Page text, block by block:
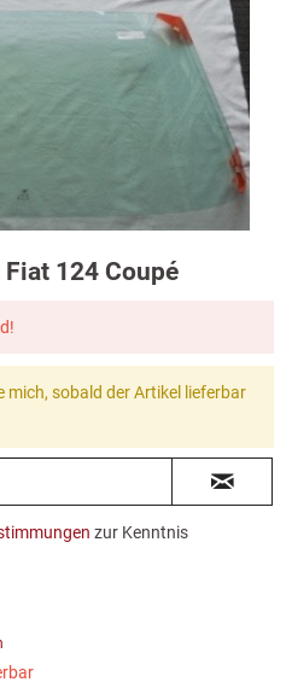
124 Coupé
mich, sobald der Artikel lieferbar
zur Kenntnis